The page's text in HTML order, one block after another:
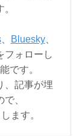
、 Bluesky、
フォローし
です。
、記事が埋
、
ます。